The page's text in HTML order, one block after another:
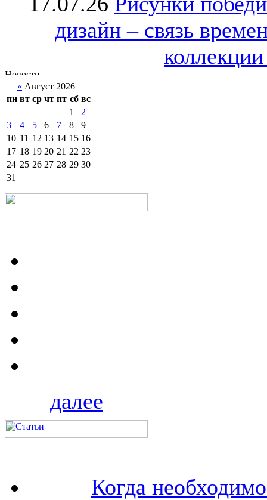
дизайн – связь
« Август 2026
пн вт ср чт пт сб вс
1
2
3
4 5 6 7 8
9
10 11 12 13 14 15 16
17 18 19 20 21 22 23
24 25 26 27 28 29 30
31
далее
Когда